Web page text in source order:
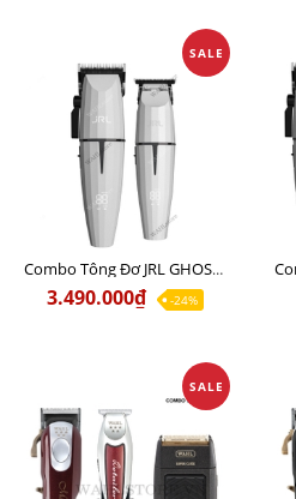
SALE
Combo Tông Đơ JRL GHOST 1 Limited Edition Chính Hãng USA
3.490.000₫ -24%
SALE